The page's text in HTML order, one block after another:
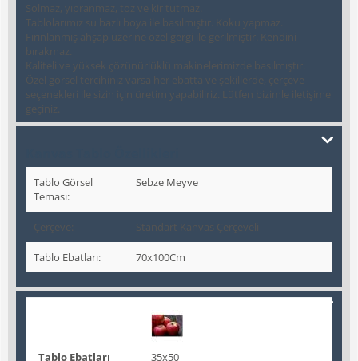
Solmaz, yıpranmaz, toz ve kir tutmaz.
Tablolarımız su bazlı boya ile basılmıştır. Koku yapmaz.
Fırınlanmış ahşap üzerine özel gergi ile gerilmiştir. Kendini
bırakmaz.
Kaliteli ve yüksek çözünürlüklü makinelerimizde basılmıştır.
Özel görsel tercihiniz varsa her ebatta ve şekillerde, çerçeve
seçenekleri ile sizin için üretim yapabiliriz. Lütfen bizimle iletişime
geçiniz.
Tablo Görsel
Teması:
Sebze Meyve
Çerçeve: Standart Kanvas Çerçeveli
Tablo Ebatları: 70x100Cm
Tablo Ebatları
35x50